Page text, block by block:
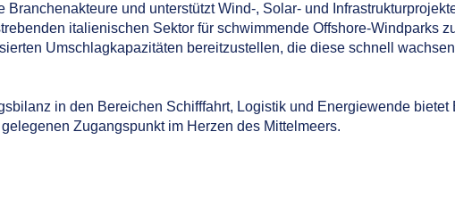
und unterstützt Wind-, Solar- und
italienischen Sektor für schwimmende Offshore-Windparks
Umschlagkapazitäten bereitzustellen, die diese schnell
in den Bereichen Schifffahrt, Logistik und Energiewende bietet
Zugangspunkt im Herzen des Mittelmeers.